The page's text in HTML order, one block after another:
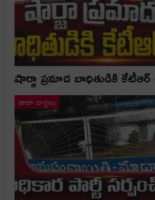
షార్జా ప్రమాద బాధితుడికి
తాజా వార్తలు